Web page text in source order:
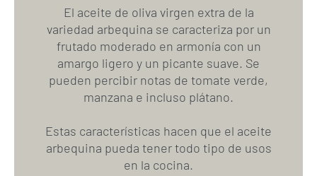
El aceite de oliva virgen extra de la
variedad arbequina se caracteriza por un
frutado moderado en armonía con un
amargo ligero y un picante suave. Se
pueden percibir notas de tomate verde,
manzana e incluso plátano.
Estas características hacen que el aceite
arbequina pueda tener todo tipo de usos
en la cocina.